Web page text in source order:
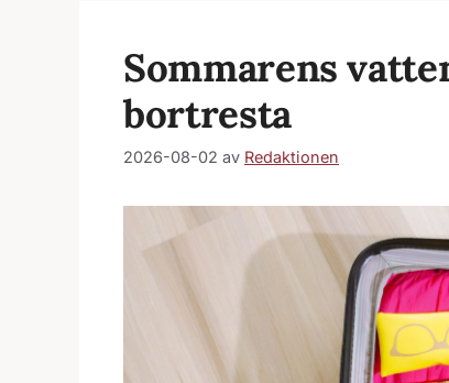
Sommarens
bortresta
2026-08-02 av Redaktionen